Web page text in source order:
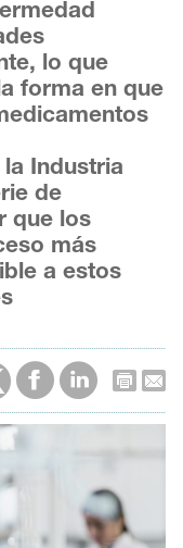
lo que
forma en que
Industria
de
que los
más
a estos